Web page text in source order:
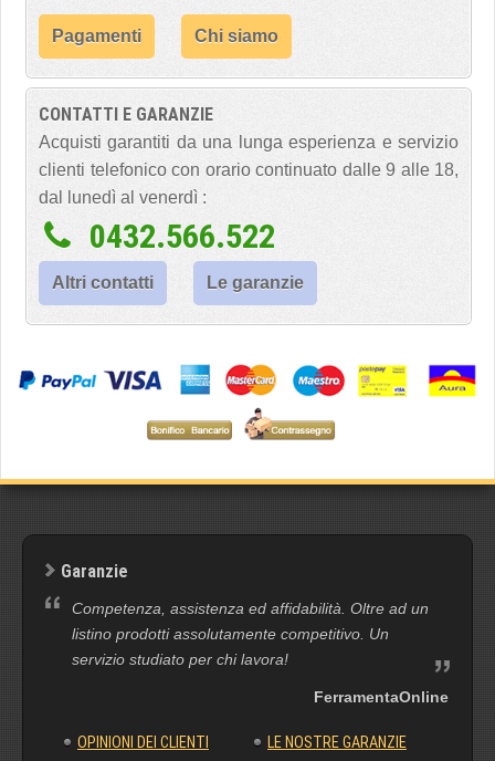
Pagamenti Chi siamo
CONTATTI E GARANZIE
Acquisti garantiti da una lunga esperienza e servizio
clienti telefonico con orario continuato dalle 9 alle 18,
dal lunedì al venerdì :
0432.566.522
Altri contatti Le garanzie
Garanzie
Competenza, assistenza ed affidabilità. Oltre ad un
listino prodotti assolutamente competitivo. Un
servizio studiato per chi lavora!
FerramentaOnline
OPINIONI DEI CLIENTI LE NOSTRE GARANZIE